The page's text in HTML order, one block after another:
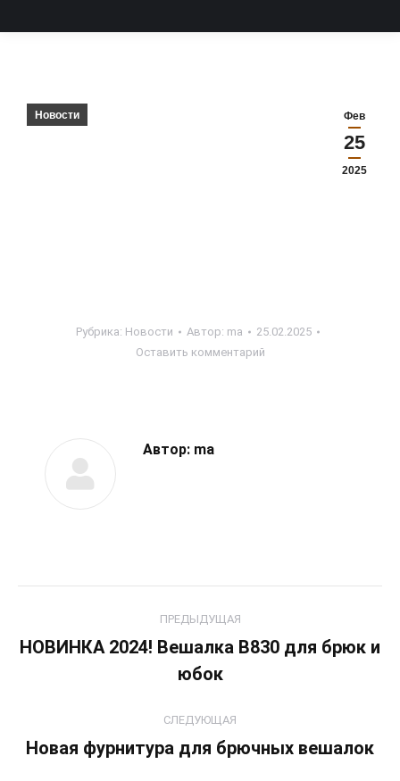
Фев
25
2025
Новости
Рубрика: Новости Автор: ma
25.02.2025
Оставить комментарий
Автор: ma
Навигация
по
ПРЕДЫДУЩАЯ
запись:
НОВИНКА 2024! Вешалка В830 для брюк и
юбок
СЛЕДУЮЩАЯ
Следующая
Новая фурнитура для брючных вешалок